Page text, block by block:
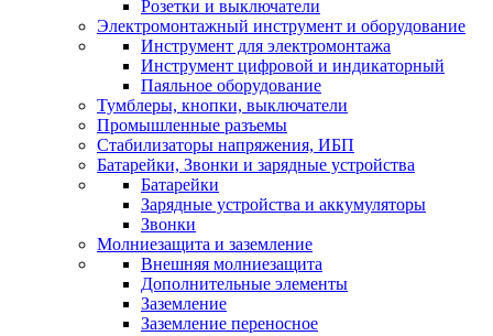
Розетки и выключатели
Электромонтажный инструмент и оборудование
Инструмент для электромонтажа
Инструмент цифровой и индикаторный
Паяльное оборудование
Тумблеры, кнопки, выключатели
Промышленные разъемы
Стабилизаторы напряжения, ИБП
Батарейки, Звонки и зарядные устройства
Батарейки
Зарядные устройства и аккумуляторы
Звонки
Молниезащита и заземление
Внешняя молниезащита
Дополнительные элементы
Заземление
Заземление переносное